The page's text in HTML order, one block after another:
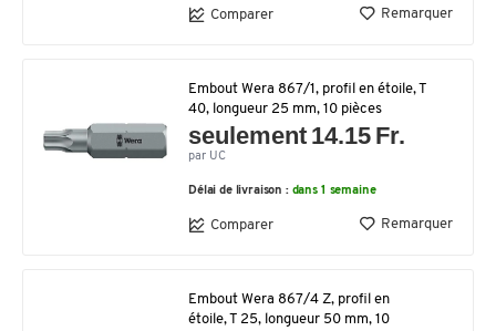
Comparer Remarquer
Embout Wera 867/1, profil en étoile, T
40, longueur 25 mm, 10 pièces
seulement 14.15 Fr.
par UC
Délai de livraison : dans 1 semaine
Comparer Remarquer
Embout Wera 867/4 Z, profil en
étoile, T 25, longueur 50 mm, 10